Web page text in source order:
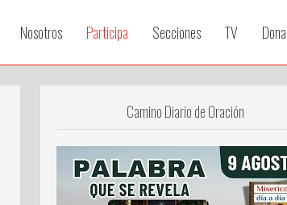
Nosotros Participa Secciones TV
Camino Diario de Oración